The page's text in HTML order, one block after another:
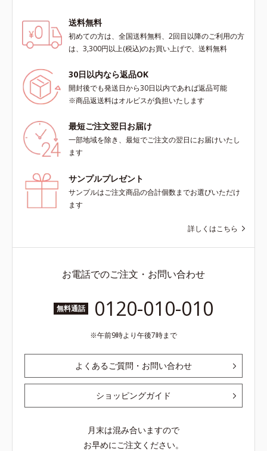
送料無料
初めての方は、全国送料無料、2回目以降のご利用の方
は、3,300円以上(税込)のお買い上げで、送料無料
30日以内なら返品OK
開封後でも発送日から30日以内であれば返品可能
※商品返送料はオルビスが負担いたします
最短ご注文翌日お届け
一部地域を除き、最短でご注文の翌日にお届けいたし
ます
サンプルプレゼント
サンプルはご注文商品の合計個数までお選びいただけ
ます
詳しくはこちら
お電話でのご注文・お問い合わせ
無料通話 0120-010-010
午前9時より午後7時まで
よくあるご質問・お問い合わせ
ショッピングガイド
月末は混み合いますので
お早めにご注文ください。